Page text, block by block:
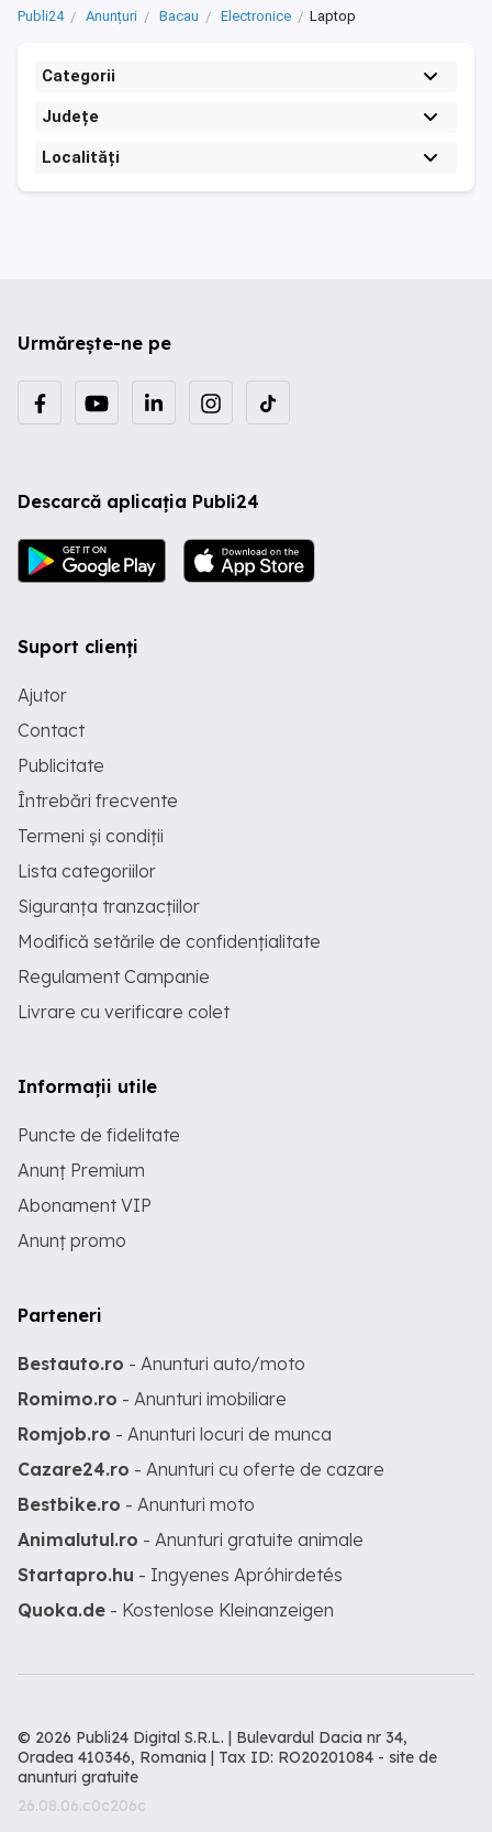
Publi24 Anunțuri Bacau Electronice Laptop
Categorii
Județe
Localități
Urmărește-ne pe
Descarcă aplicația Publi24
Suport clienți
Ajutor
Contact
Publicitate
Întrebări frecvente
Termeni și condiții
Lista categoriilor
Siguranța tranzacțiilor
Modifică setările de confidențialitate
Regulament Campanie
Livrare cu verificare colet
Informații utile
Puncte de fidelitate
Anunț Premium
Abonament VIP
Anunț promo
Parteneri
Bestauto.ro - Anunturi auto/moto
Romimo.ro - Anunturi imobiliare
Romjob.ro - Anunturi locuri de munca
Cazare24.ro - Anunturi cu oferte de cazare
Bestbike.ro - Anunturi moto
Animalutul.ro - Anunturi gratuite animale
Startapro.hu - Ingyenes Apróhirdetés
Quoka.de - Kostenlose Kleinanzeigen
© 2026 Publi24 Digital S.R.L. | Bulevardul Dacia nr 34,
Oradea 410346, Romania | Tax ID: RO20201084 - site de
anunturi gratuite
26.08.06.c0c206c